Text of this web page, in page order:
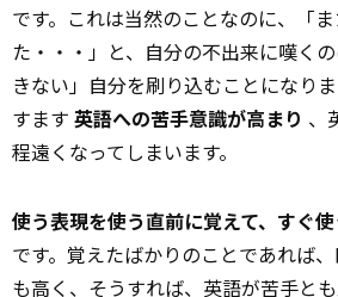
です。これは当然のことなのに、「
た・・・」と、自分の不出来に嘆く
きない」自分を刷り込むことになり
すます 英語への苦手意識が高まり 、
程遠くなってしまいます。
使う表現を使う直前に覚えて、すぐ使
です。覚えたばかりのことであれば
も高く、そうすれば、英語が苦手と